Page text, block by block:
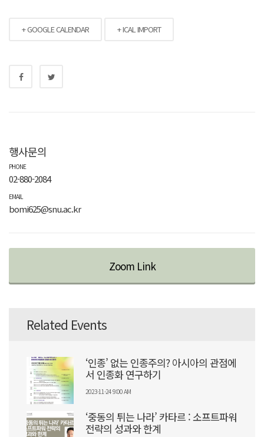
+ GOOGLE CALENDAR + ICAL IMPORT
행사문의
PHONE
02-880-2084
EMAIL
bomi625@snu.ac.kr
Zoom Link
Related Events
‘인종’ 없는 인종주의? 아시아의 관점에
서 인종화 연구하기
2023-11-24 9:00 AM
‘중동의 튀는 나라’ 카타르 : 소프트파워
전략의 성과와 한계